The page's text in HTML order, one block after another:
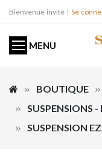
Bienvenue invité ! Se
MENU
BOUTIQUE
SUSPENSIONS -
SUSPENSION